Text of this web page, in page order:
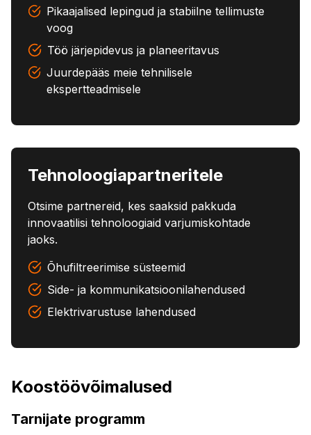
Pikaajalised lepingud ja stabiilne tellimuste
voog
Töö järjepidevus ja planeeritavus
Juurdepääs meie tehnilisele
ekspertteadmisele
Tehnoloogiapartneritele
Otsime partnereid, kes saaksid pakkuda
innovaatilisi tehnoloogiaid varjumiskohtade
jaoks.
Õhufiltreerimise süsteemid
Side- ja kommunikatsioonilahendused
Elektrivarustuse lahendused
Koostöövõimalused
Tarnijate programm